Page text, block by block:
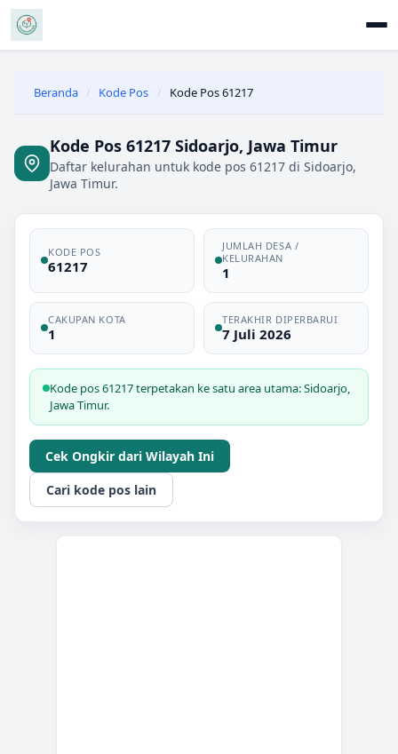
Beranda / Kode Pos / Kode Pos 61217
Kode Pos 61217 Sidoarjo, Jawa Timur
Daftar kelurahan untuk kode pos 61217 di Sidoarjo,
Jawa Timur.
KODE POS
61217
JUMLAH DESA /
KELURAHAN
1
CAKUPAN KOTA
1
TERAKHIR DIPERBARUI
7 Juli 2026
Kode pos 61217 terpetakan ke satu area utama: Sidoarjo,
Jawa Timur.
Cek Ongkir dari Wilayah Ini
Cari kode pos lain